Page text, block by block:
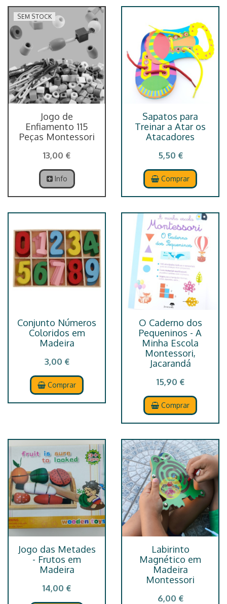
SEM STOCK
Jogo de
Enfiamento 115
Peças Montessori
13,00 €
Info
Sapatos para
Treinar a Atar os
Atacadores
5,50 €
Comprar
Conjunto Números
Coloridos em
Madeira
3,00 €
Comprar
O Caderno dos
Pequeninos - A
Minha Escola
Montessori,
Jacarandá
15,90 €
Comprar
Jogo das Metades
- Frutos em
Madeira
14,00 €
Labirinto
Magnético em
Madeira
Montessori
6,00 €